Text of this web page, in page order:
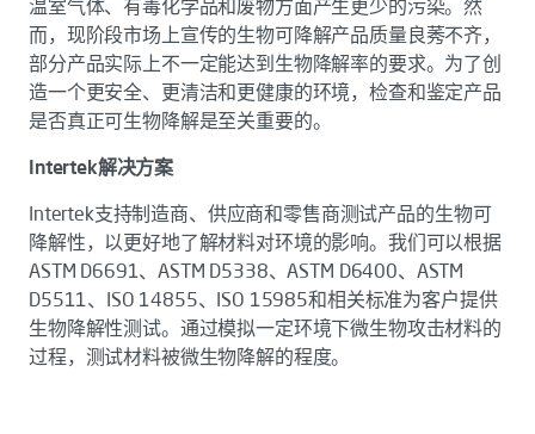
温室气体、有毒化学品和废物方面产生更少的污染。然
而，现阶段市场上宣传的生物可降解产品质量良莠不齐，
部分产品实际上不一定能达到生物降解率的要求。为了创
造一个更安全、更清洁和更健康的环境，检查和鉴定产品
是否真正可生物降解是至关重要的。
Intertek解决方案
Intertek支持制造商、供应商和零售商测试产品的生物可
降解性，以更好地了解材料对环境的影响。我们可以根据
ASTM D6691、ASTM D5338、ASTM D6400、ASTM
D5511、ISO 14855、ISO 15985和相关标准为客户提供
生物降解性测试。通过模拟一定环境下微生物攻击材料的
过程，测试材料被微生物降解的程度。